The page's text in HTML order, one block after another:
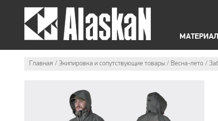
ЛЕТНЯЯ ЭКИПИРОВКА
Главная Экипировка и сопутствующие товары Весна-лето